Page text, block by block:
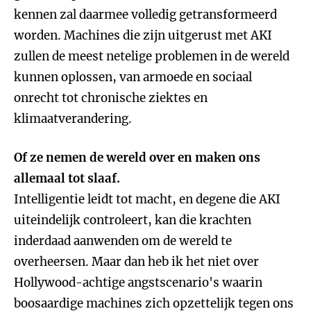
kennen zal daarmee volledig getransformeerd
worden. Machines die zijn uitgerust met AKI
zullen de meest netelige problemen in de wereld
kunnen oplossen, van armoede en sociaal
onrecht tot chronische ziektes en
klimaatverandering.
Of ze nemen de wereld over en maken ons
allemaal tot slaaf.
Intelligentie leidt tot macht, en degene die AKI
uiteindelijk controleert, kan die krachten
inderdaad aanwenden om de wereld te
overheersen. Maar dan heb ik het niet over
Hollywood-achtige angstscenario's waarin
boosaardige machines zich opzettelijk tegen ons